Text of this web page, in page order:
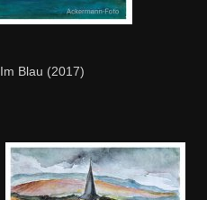
Im Blau (2017)